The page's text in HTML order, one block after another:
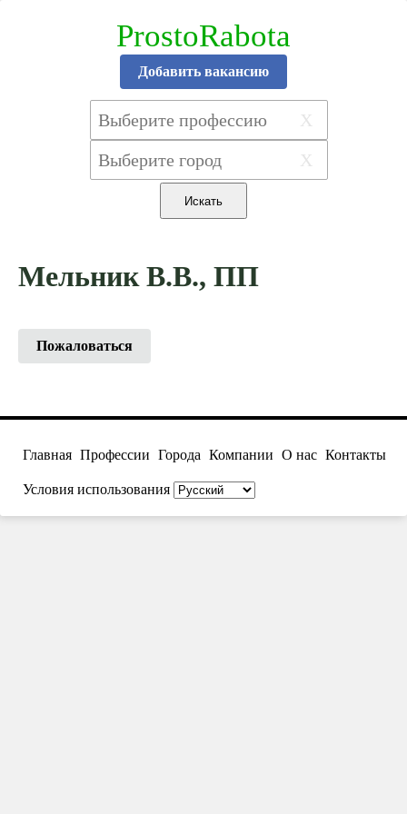
ProstoRabota
Добавить вакансию
X
X
Мельник В.В., ПП
Пожаловаться
Главная Профессии Города Компании О нас Контакты
Условия использования